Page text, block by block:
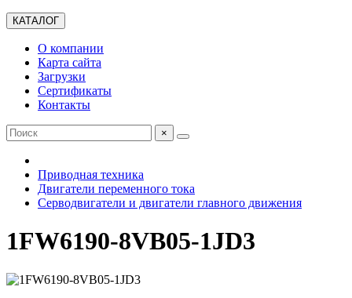
КАТАЛОГ
О компании
Карта сайта
Загрузки
Сертификаты
Контакты
×
Приводная техника
Двигатели переменного тока
Серводвигатели и двигатели главного движения
1FW6190-8VB05-1JD3